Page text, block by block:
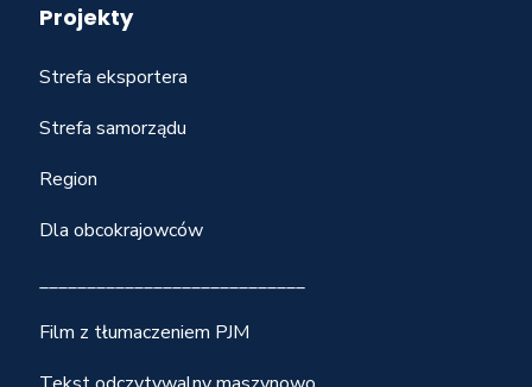
Projekty
Strefa eksportera
Strefa samorządu
Region
Dla obcokrajowców
____________________________
Film z tłumaczeniem PJM